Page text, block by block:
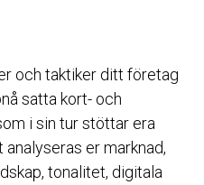
och taktiker ditt företag
satta kort- och
i sin tur stöttar era
er marknad,
tonalitet, digitala